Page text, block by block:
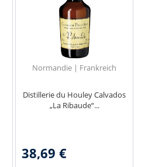
Normandie | Frankreich
Distillerie du Houley Calvados
„La Ribaude“...
38,69 €